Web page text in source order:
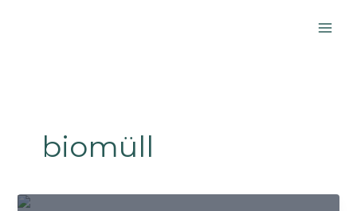
biomüll